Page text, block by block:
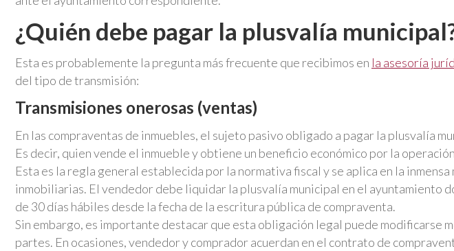
¿Quién debe pagar la plusvalía
Esta es probablemente la pregunta más frecuente que recibimos en la asesoría
del tipo de transmisión:
Transmisiones onerosas (ventas)
En las compraventas de inmuebles, el sujeto pasivo obligado a pagar la plusvalía
Es decir, quien vende el inmueble y obtiene un beneficio económico por la
Esta es la regla general establecida por la normativa fiscal y se aplica en la
inmobiliarias. El vendedor debe liquidar la plusvalía municipal en el ayuntamiento
de 30 días hábiles desde la fecha de la escritura pública de compraventa.
Sin embargo, es importante destacar que esta obligación legal puede modificarse
partes. En ocasiones, vendedor y comprador acuerdan en el contrato de